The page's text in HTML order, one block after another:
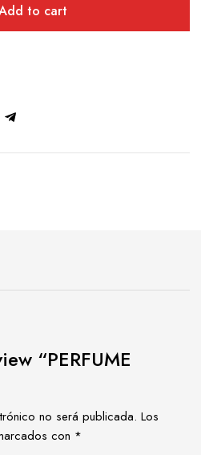
to cart
“PERFUME
no será publicada. Los
con *